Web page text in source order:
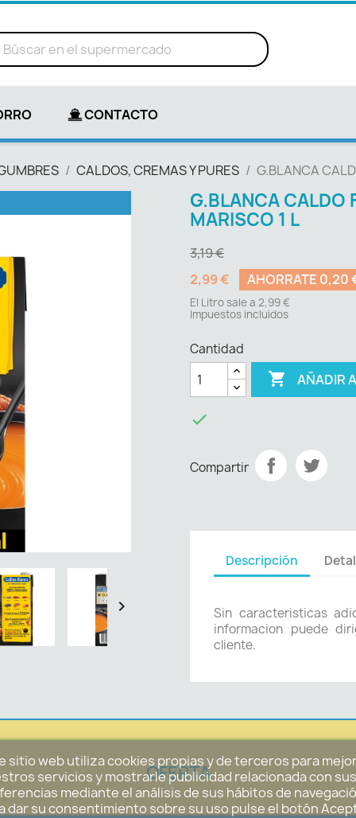
sitio web utiliza cookies propias y de terceros para
servicios y mostrarle publicidad relacionada con sus
mediante el análisis de sus hábitos de
dar su consentimiento sobre su uso pulse el botón
CONTACTO
CALDOS, CREMAS Y PURES G.BLANCA

G.BLANCA CALDO
MARISCO 1 L
3,19 €
2,99 €
AHORRATE 0,20
El Litro sale a 2,99 €
Impuestos incluidos
Cantidad
 AÑADIR

Compartir
Descripción
Sin caracteristicas
informacion puede
cliente.
OFERTA